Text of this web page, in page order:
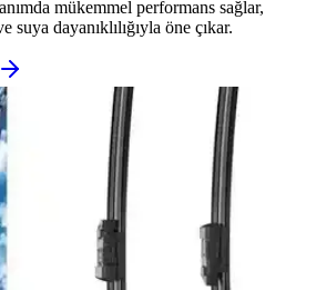
mükemmel performans sağlar,
suya dayanıklılığıyla öne çıkar.